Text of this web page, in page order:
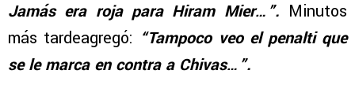
Jamás era roja para Hiram Mier…”. Minutos
más tardeagregó: “Tampoco veo el penalti que
se le marca en contra a Chivas…”.